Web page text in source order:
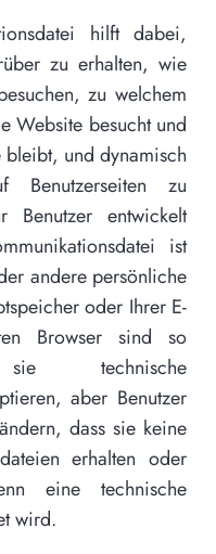
hilft dabei,
zu erhalten, wie
zu welchem
Website besucht und
und dynamisch
zu
entwickelt
ist
andere persönliche
oder Ihrer E-
Browser sind so
technische
aber Benutzer
dass sie keine
erhalten oder
eine technische
wird.